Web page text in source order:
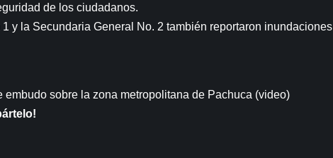
de los ciudadanos.
y la Secundaria General No. 2 también reportaron inundaciones
embudo sobre la zona metropolitana de Pachuca (video)